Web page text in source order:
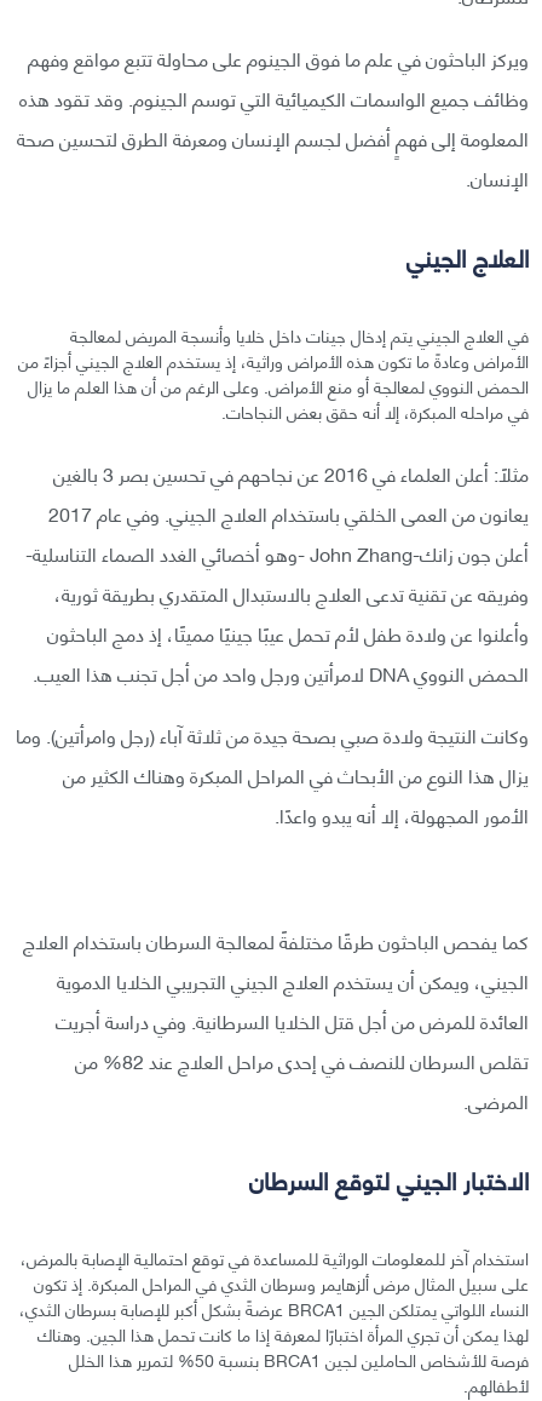
ويركز الباحثون في علم ما فوق الجينوم على محاولة تتبع مواقع وفهم
وظائف جميع الواسمات الكيميائية التي توسم الجينوم. وقد تقود هذه
المعلومة إلى فهمٍ أفضل لجسم الإنسان ومعرفة الطرق لتحسين صحة
الإنسان.
العلاج الجيني
في العلاج الجيني يتم إدخال جينات داخل خلايا وأنسجة المريض لمعالجة
الأمراض وعادةً ما تكون هذه الأمراض وراثية، إذ يستخدم العلاج الجيني أجزاءً من
الحمض النووي لمعالجة أو منع الأمراض. وعلى الرغم من أن هذا العلم ما يزال
في مراحله المبكرة، إلا أنه حقق بعض النجاحات.
مثلًا: أعلن العلماء في 2016 عن نجاحهم في تحسين بصر 3 بالغين
يعانون من العمى الخلقي باستخدام العلاج الجيني. وفي عام 2017
أعلن جون زانك-John Zhang -وهو أخصائي الغدد الصماء التناسلية-
وفريقه عن تقنية تدعى العلاج بالاستبدال المتقدري بطريقة ثورية،
وأعلنوا عن ولادة طفل لأم تحمل عيبًا جينيًا مميتًا، إذ دمج الباحثون
الحمض النووي DNA لامرأتين ورجل واحد من أجل تجنب هذا العيب.
وكانت النتيجة ولادة صبي بصحة جيدة من ثلاثة آباء (رجل وامرأتين). وما
يزال هذا النوع من الأبحاث في المراحل المبكرة وهناك الكثير من
الأمور المجهولة، إلا أنه يبدو واعدًا.
كما يفحص الباحثون طرقًا مختلفةً لمعالجة السرطان باستخدام العلاج
الجيني، ويمكن أن يستخدم العلاج الجيني التجريبي الخلايا الدموية
العائدة للمرض من أجل قتل الخلايا السرطانية. وفي دراسة أجريت
تقلص السرطان للنصف في إحدى مراحل العلاج عند 82% من
المرضى.
الاختبار الجيني لتوقع السرطان
استخدام آخر للمعلومات الوراثية للمساعدة في توقع احتمالية الإصابة بالمرض،
على سبيل المثال مرض ألزهايمر وسرطان الثدي في المراحل المبكرة. إذ تكون
النساء اللواتي يمتلكن الجين BRCA1 عرضةً بشكل أكبر للإصابة بسرطان الثدي،
لهذا يمكن أن تجري المرأة اختبارًا لمعرفة إذا ما كانت تحمل هذا الجين. وهناك
فرصة للأشخاص الحاملين لجين BRCA1 بنسبة 50% لتمرير هذا الخلل
لأطفالهم.